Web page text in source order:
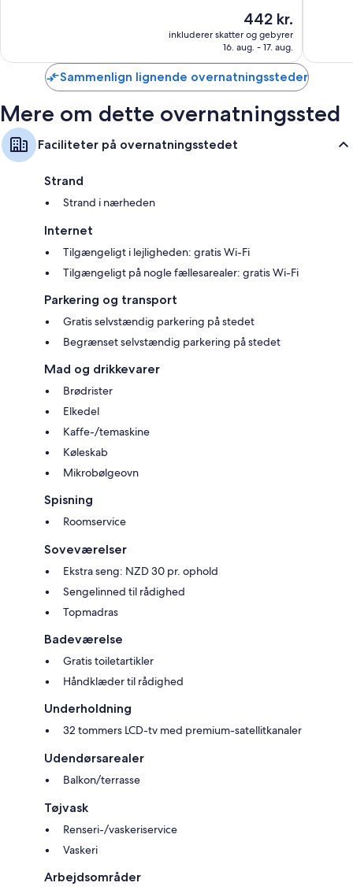
anmeldelser
Prisen
er
442 kr.
442 kr.
inkluderer skatter og gebyrer
16. aug. - 17. aug.
Sammenlign lignende overnatningssteder
Mere om dette overnatningssted
Faciliteter på overnatningsstedet
Strand
Strand i nærheden
Internet
Tilgængeligt i lejligheden: gratis Wi-Fi
Tilgængeligt på nogle fællesarealer: gratis Wi-Fi
Parkering og transport
Gratis selvstændig parkering på stedet
Begrænset selvstændig parkering på stedet
Mad og drikkevarer
Brødrister
Elkedel
Kaffe-/temaskine
Køleskab
Mikrobølgeovn
Spisning
Roomservice
Soveværelser
Ekstra seng: NZD 30 pr. ophold
Sengelinned til rådighed
Topmadras
Badeværelse
Gratis toiletartikler
Håndklæder til rådighed
Underholdning
32 tommers LCD-tv med premium-satellitkanaler
Udendørsarealer
Balkon/terrasse
Tøjvask
Renseri-/vaskeriservice
Vaskeri
Arbejdsområder